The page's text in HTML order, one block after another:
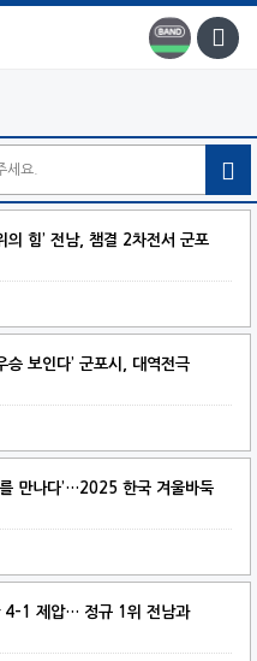

힘’ 전남, 챔결 2차전서 군포
보인다’ 군포시, 대역전극
만나다’…2025 한국 겨울바둑
1 제압… 정규 1위 전남과